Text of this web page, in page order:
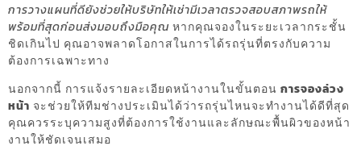
การวางแผนที่ดียังช่วยให้บริษัทให้เช่ามีเวลาตรวจสอบสภาพรถให้
พร้อมที่สุดก่อนส่งมอบถึงมือคุณหากคุณจองในระยะเวลากระชั้น
ชิดเกินไป คุณอาจพลาดโอกาสในการได้รถรุ่นที่ตรงกับความ
ต้องการเฉพาะทาง
นอกจากนี้ การแจ้งรายละเอียดหน้างานในขั้นตอน การจองล่วง
หน้า จะช่วยให้ทีมช่างประเมินได้ว่ารถรุ่นไหนจะทำงานได้ดีที่สุด
คุณควรระบุความสูงที่ต้องการใช้งานและลักษณะพื้นผิวของหน้า
งานให้ชัดเจนเสมอ